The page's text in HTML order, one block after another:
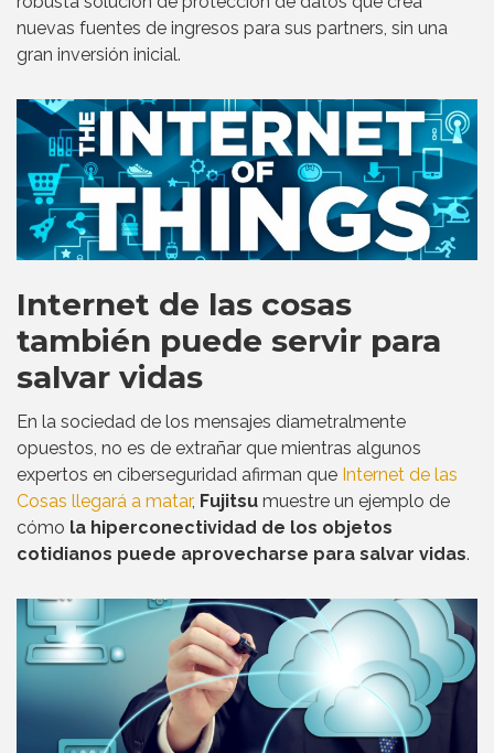
nuevas fuentes de ingresos para sus partners, sin una
gran inversión inicial.
Internet de las cosas
también puede servir para
salvar vidas
En la sociedad de los mensajes diametralmente
opuestos, no es de extrañar que mientras algunos
expertos en ciberseguridad afirman que Internet de las
Cosas llegará a matar, Fujitsu muestre un ejemplo de
cómo la hiperconectividad de los objetos
cotidianos puede aprovecharse para salvar vidas.